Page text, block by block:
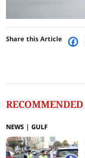
Share this Article
NEWS GULF